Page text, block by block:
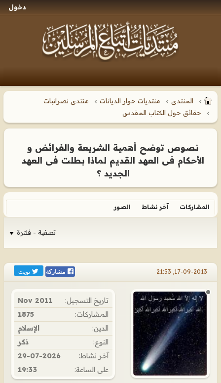
دخول
المنتدى منتديات حوار الديانات
منتدى نصرانيات
حقائق حول الكتاب المقدس
نصوص توضح أهمية الشريعة والفرائض و
الأحكام فى العهد القديم لماذا بطلت فى العهد
الجديد ؟
المشاركات آخر نشاط الصور
تصفية - فلترة
17-09-2013, 21:53 مشاركة تويت
تاريخ التسجيل:
Nov 2011
المشاركات:
1875
الدين:
الإسلام
النوع:
ذكر
آخر نشاط:
29-07-2026
على الساعة:
19:33